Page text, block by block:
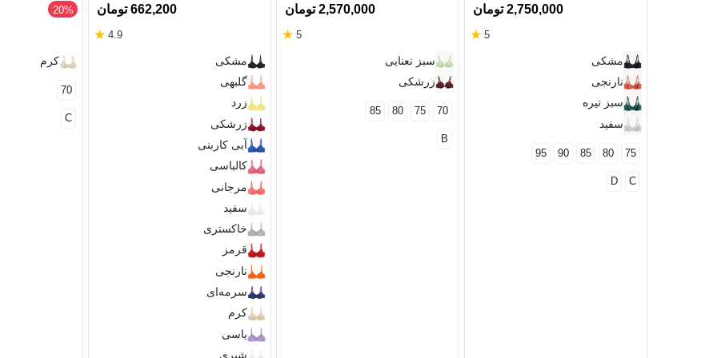
2,750,000 تومان
5
★
مشکی
نارنجی
سبز تیره
سفید
75
80
85
90
95
C
D
2,570,000 تومان
5
★
سبز نعنایی
زرشکی
70
75
80
85
B
662,200 تومان
4.9
★
مشکی
گلبهی
زرد
زرشکی
آبی کاربنی
کالباسی
مرجانی
سفید
خاکستری
قرمز
نارنجی
سرمه‌ای
کرم
یاسی
شیری
‎20%
کرم
70
C